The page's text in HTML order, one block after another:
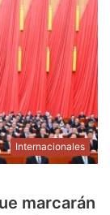
Internacionales
marcarán